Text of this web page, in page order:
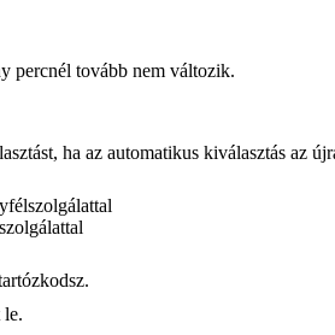
percnél tovább nem változik.
ha az automatikus kiválasztás az
le.